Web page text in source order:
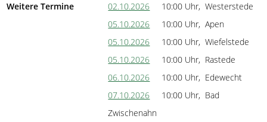
Weitere Termine 02.10.2026 10:00 Uhr, Westerstede
05.10.2026 10:00 Uhr, Apen
05.10.2026 10:00 Uhr, Wiefelstede
05.10.2026 10:00 Uhr, Rastede
06.10.2026 10:00 Uhr, Edewecht
07.10.2026 10:00 Uhr, Bad
Zwischenahn